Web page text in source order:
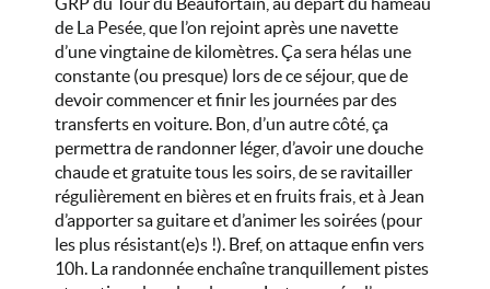
de La Pesée, que l’on rejoint après une navette
d’une vingtaine de kilomètres. Ça sera hélas une
constante (ou presque) lors de ce séjour, que de
devoir commencer et finir les journées par des
transferts en voiture. Bon, d’un autre côté, ça
permettra de randonner léger, d’avoir une douche
chaude et gratuite tous les soirs, de se ravitailler
régulièrement en bières et en fruits frais, et à Jean
d’apporter sa guitare et d’animer les soirées (pour
les plus résistant(e)s !). Bref, on attaque enfin vers
10h. La randonnée enchaîne tranquillement pistes